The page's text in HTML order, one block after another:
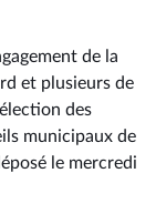
de la
et plusieurs de
des
municipaux de
le mercredi